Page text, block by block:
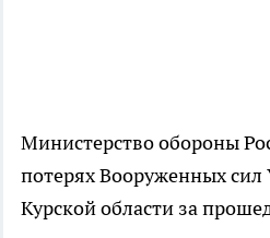
Министерство обороны
потерях Вооруженных
Курской области за